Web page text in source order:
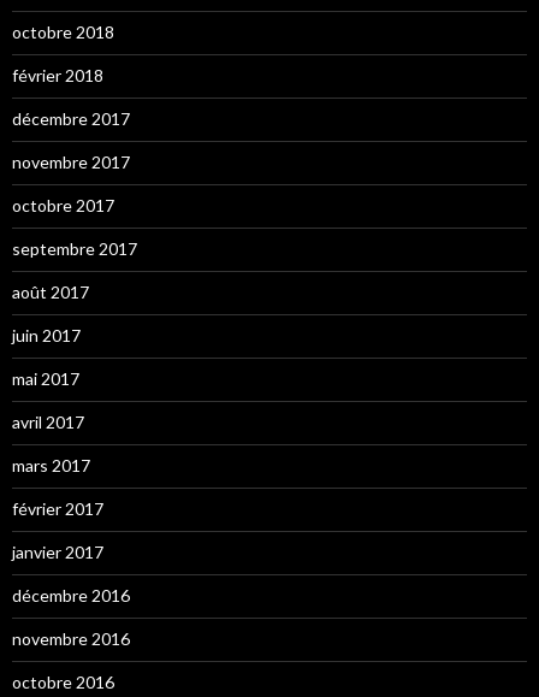
octobre 2018
février 2018
décembre 2017
novembre 2017
octobre 2017
septembre 2017
août 2017
juin 2017
mai 2017
avril 2017
mars 2017
février 2017
janvier 2017
décembre 2016
novembre 2016
octobre 2016